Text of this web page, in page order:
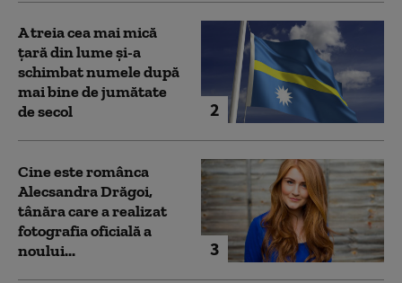
2
A treia cea mai mică
țară din lume și-a
schimbat numele după
mai bine de jumătate
de secol
3
Cine este românca
Alecsandra Drăgoi,
tânăra care a realizat
fotografia oficială a
noului...